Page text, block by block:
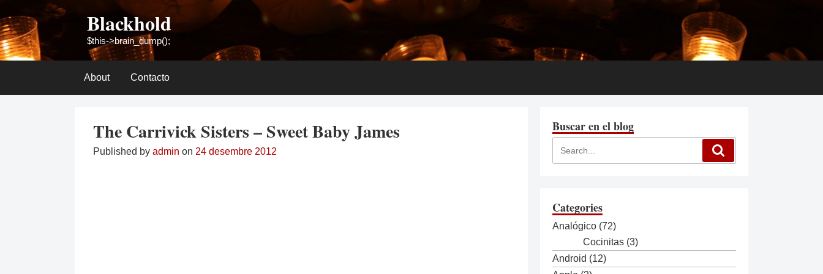
to
content
Blackhold
$this->brain_dump();
About Contacto
The Carrivick Sisters – Sweet Baby James
Published by admin on 24 desembre 2012
Buscar en el blog
Categories
Analógico (72)
Cocinitas (3)
Android (12)